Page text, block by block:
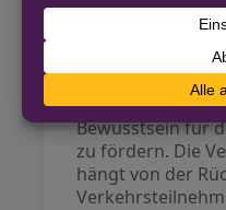
Dezernat
angekündigt,
regelmäßig
Straßenverkehr
Bewusstsein für
zu fördern. Die
hängt von der